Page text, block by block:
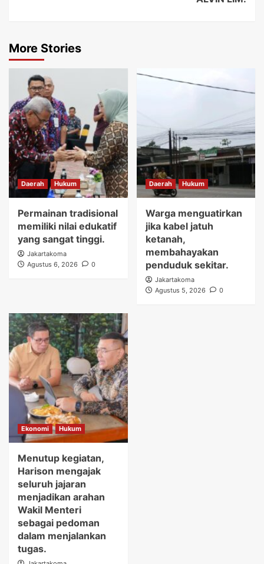
More Stories
Daerah Hukum
Permainan tradisional
memiliki nilai edukatif
yang sangat tinggi.
Jakartakoma
Agustus 6, 2026
0
Daerah Hukum
Warga menguatirkan
jika kabel jatuh
ketanah,
membahayakan
penduduk sekitar.
Jakartakoma
Agustus 5, 2026
0
Ekonomi Hukum
Menutup kegiatan,
Harison mengajak
seluruh jajaran
menjadikan arahan
Wakil Menteri
sebagai pedoman
dalam menjalankan
tugas.